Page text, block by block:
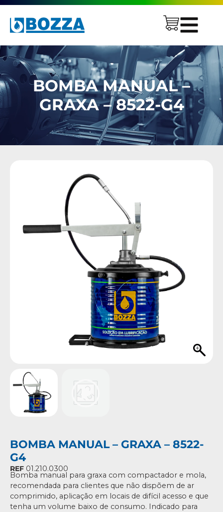
BOMBA MANUAL –
GRAXA – 8522-G4
BOMBA MANUAL – GRAXA – 8522-
G4
REF 01.210.0300
Bomba manual para graxa com compactador e mola,
recomendada para clientes que não dispõem de ar
comprimido, aplicação em locais de difícil acesso e que
tenha um volume baixo de consumo. Indicado para